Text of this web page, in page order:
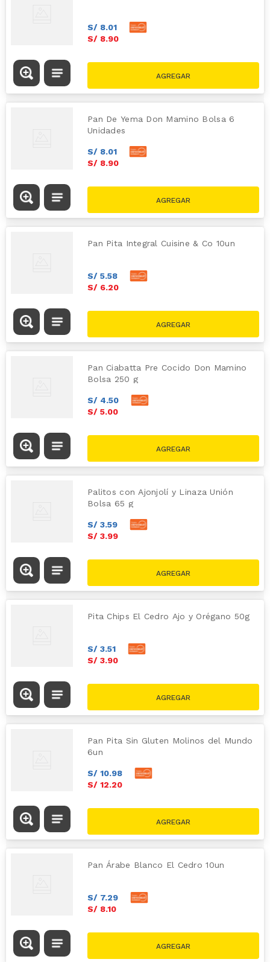
S/ 8.01
S/ 8.90
Pan De Yema Don Mamino Bolsa 6
Unidades
S/ 8.01
S/ 8.90
Pan Pita Integral Cuisine & Co 10un
S/ 5.58
S/ 6.20
Pan Ciabatta Pre Cocido Don Mamino
Bolsa 250 g
S/ 4.50
S/ 5.00
Palitos con Ajonjolí y Linaza Unión
Bolsa 65 g
S/ 3.59
S/ 3.99
Pita Chips El Cedro Ajo y Orégano 50g
S/ 3.51
S/ 3.90
Pan Pita Sin Gluten Molinos del Mundo
6un
S/ 10.98
S/ 12.20
Pan Árabe Blanco El Cedro 10un
S/ 7.29
S/ 8.10